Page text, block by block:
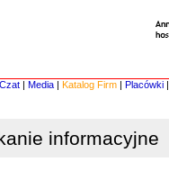
Czat | Media | Katalog Firm | Placówki |
informacyjne